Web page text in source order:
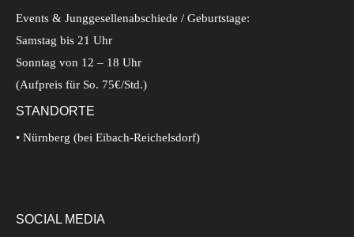
Events & Junggesellenabschiede / Geburtstage:
Samstag bis 21 Uhr
Sonntag von 12 – 18 Uhr
(Aufpreis für So. 75€/Std.)
STANDORTE
• Nürnberg (bei Eibach-Reichelsdorf)
SOCIAL MEDIA